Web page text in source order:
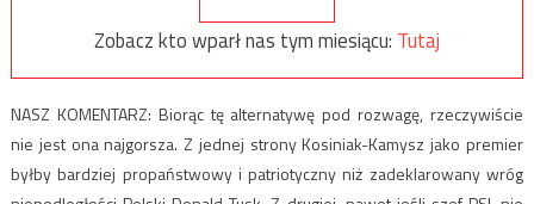
Zobacz kto wparł nas tym miesiącu: Tutaj
NASZ KOMENTARZ: Biorąc tę alternatywę pod rozwagę, rzeczywiście
nie jest ona najgorsza. Z jednej strony Kosiniak-Kamysz jako premier
byłby bardziej propaństwowy i patriotyczny niż zadeklarowany wróg